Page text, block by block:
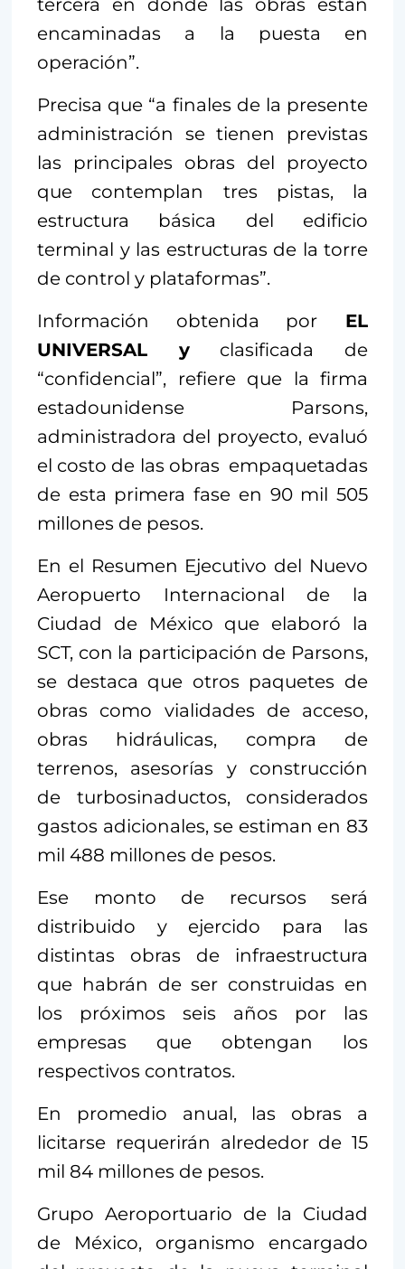
tercera en donde las obras están
encaminadas a la puesta en
operación”.
Precisa que “a finales de la presente
administración se tienen previstas
las principales obras del proyecto
que contemplan tres pistas, la
estructura básica del edificio
terminal y las estructuras de la torre
de control y plataformas”.
Información obtenida por EL
UNIVERSAL yclasificada de
“confidencial”, refiere que la firma
estadounidense Parsons,
administradora del proyecto, evaluó
el costo de las obras empaquetadas
de esta primera fase en 90 mil 505
millones de pesos.
En el Resumen Ejecutivo del Nuevo
Aeropuerto Internacional de la
Ciudad de México que elaboró la
SCT, con la participación de Parsons,
se destaca que otros paquetes de
obras como vialidades de acceso,
obras hidráulicas, compra de
terrenos, asesorías y construcción
de turbosinaductos, considerados
gastos adicionales, se estiman en 83
mil 488 millones de pesos.
Ese monto de recursos será
distribuido y ejercido para las
distintas obras de infraestructura
que habrán de ser construidas en
los próximos seis años por las
empresas que obtengan los
respectivos contratos.
En promedio anual, las obras a
licitarse requerirán alrededor de 15
mil 84 millones de pesos.
Grupo Aeroportuario de la Ciudad
de México, organismo encargado